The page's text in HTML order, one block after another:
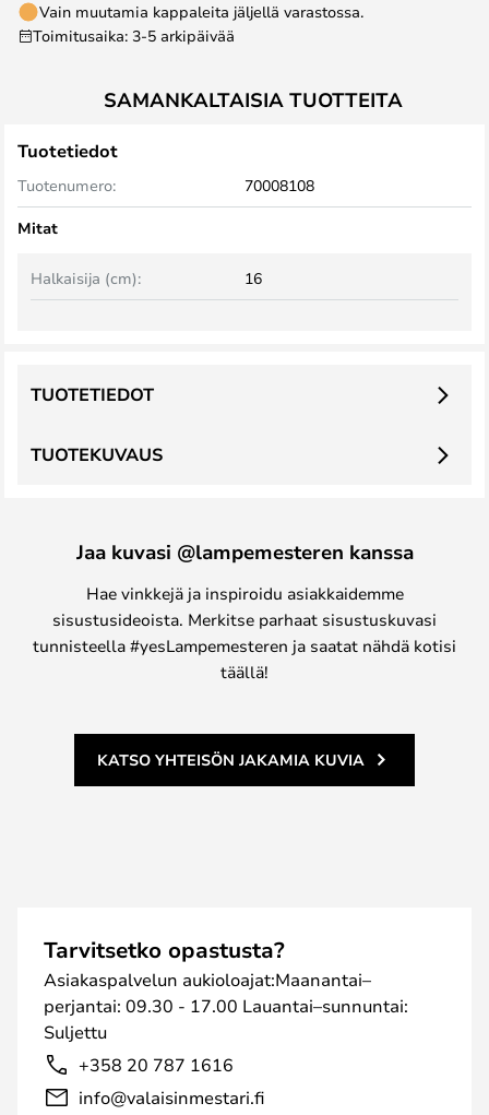
Vain muutamia kappaleita jäljellä varastossa.
Toimitusaika: 3-5 arkipäivää
SAMANKALTAISIA TUOTTEITA
Tuotetiedot
Tuotenumero: 70008108
Mitat
Halkaisija (cm): 16
TUOTEKUVAUS
TUOTETIEDOT
Jaa kuvasi @lampemesteren kanssa
Hae vinkkejä ja inspiroidu asiakkaidemme
sisustusideoista. Merkitse parhaat sisustuskuvasi
tunnisteella #yesLampemesteren ja saatat nähdä kotisi
täällä!
KATSO YHTEISÖN JAKAMIA KUVIA
Tarvitsetko opastusta?
Asiakaspalvelun aukioloajat:Maanantai–
perjantai: 09.30 - 17.00 Lauantai–sunnuntai:
Suljettu
+358 20 787 1616
info@valaisinmestari.fi